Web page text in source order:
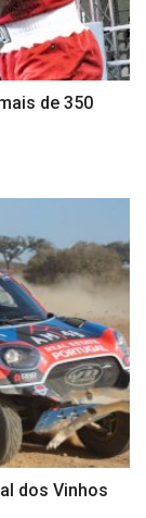
de 350
dos Vinhos